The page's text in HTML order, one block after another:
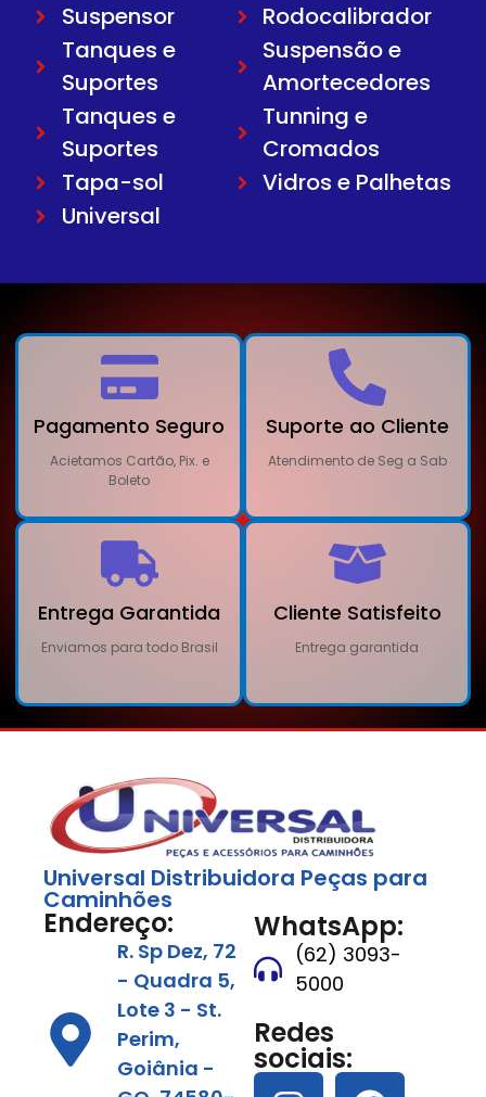
Suspensor
Tanques e
Suportes
Tanques e
Suportes
Tapa-sol
Universal
Rodocalibrador
Suspensão e
Amortecedores
Tunning e
Cromados
Vidros e Palhetas
Pagamento Seguro
Acietamos Cartão, Pix. e
Boleto
Suporte ao Cliente
Atendimento de Seg a Sab
Entrega Garantida
Enviamos para todo Brasil
Cliente Satisfeito
Entrega garantida
Universal Distribuidora Peças para
Caminhões
Endereço:
R. Sp Dez, 72
- Quadra 5,
Lote 3 - St.
Perim,
Goiânia -
WhatsApp:
(62) 3093-
5000
Redes
sociais: